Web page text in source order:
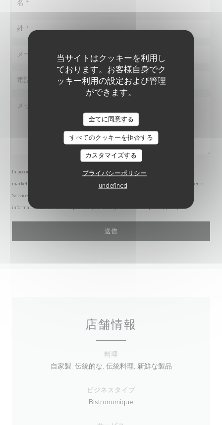
当サイトはクッキーを利用し
ております。お客様自身でク
ッキー利用の設定および管理
ができます。
全てに同意する
すべてのクッキーを拒否する
カスタマイズする
プライバシーポリシー
undefined
In accordance with data protection regulations, you have the right to opt out of
marketing communications. UK residents can register with the Telephone Preference
Service at
information about how we process your data, please see ourprivacy policy.
店舗情報
料理
自家製, 伝統的な, 伝統料理, 新鮮な製品
ビジネスタイプ
Bistronomique
LA GRANDE MAISON